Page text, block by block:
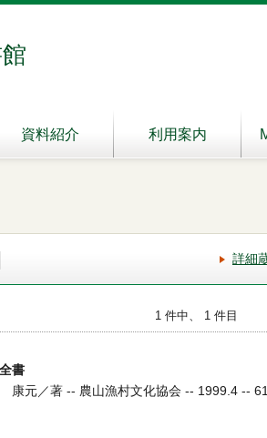
資料紹介 利用案内
詳細
1 件中、 1 件目
書
康元／著 -- 農山漁村文化協会 -- 1999.4 --